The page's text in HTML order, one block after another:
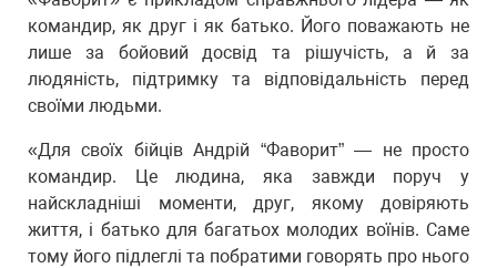
командир, як друг і як батько. Його поважають не
лише за бойовий досвід та рішучість, а й за
людяність, підтримку та відповідальність перед
своїми людьми.
«Для своїх бійців Андрій “Фаворит” — не просто
командир. Це людина, яка завжди поруч у
найскладніші моменти, друг, якому довіряють
життя, і батько для багатьох молодих воїнів. Саме
тому його підлеглі та побратими говорять про нього